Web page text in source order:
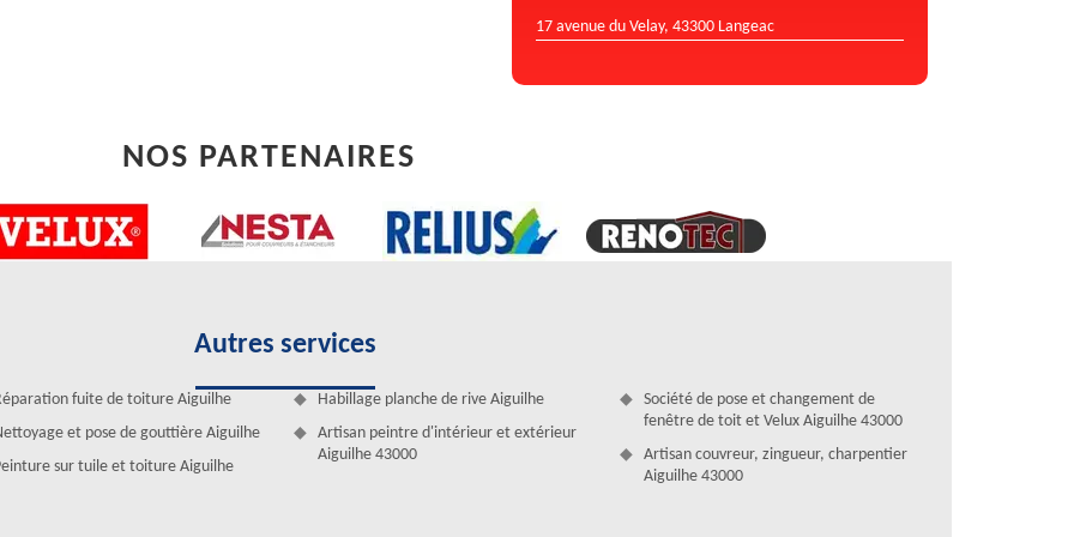
pose de velux est le meilleur moyen d’apporter de la luminosité, de
De ce fait, Installé des fenêtres de toit est souvent nécessaire. Dans
fournir la meilleure intervention pour ce service. Doté de plusieurs
sa disposition des couvreurs pose de velux compétents, Artisan
17 avenue du Velay, 43300 Langeac
NOS PARTENAIRES
Autres services
fuite de toiture Aiguilhe
et pose de gouttière Aiguilhe
sur tuile et toiture Aiguilhe
Habillage planche de rive Aiguilhe
Artisan peintre d'intérieur et extérieur
Aiguilhe 43000
Société de pose et changement de
fenêtre de toit et Velux Aiguilhe 43000
Artisan couvreur, zingueur, charpentier
Aiguilhe 43000